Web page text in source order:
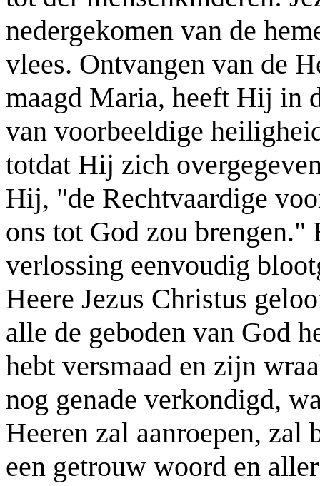
nedergekomen van de
vlees. Ontvangen van de
maagd Maria, heeft Hij in
van voorbeeldige
totdat Hij zich
Hij, "de Rechtvaardige
ons tot God zou brengen."
verlossing eenvoudig
Heere Jezus Christus
alle de geboden van God
hebt versmaad en zijn
nog genade verkondigd,
Heeren zal aanroepen,
een getrouw woord en